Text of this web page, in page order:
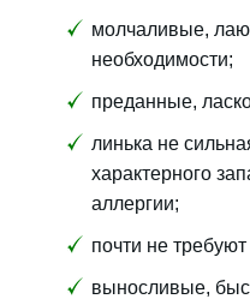
молчаливые,
необходимости;
преданные,
линька не
характерного
аллергии;
почти не требуют
выносливые,